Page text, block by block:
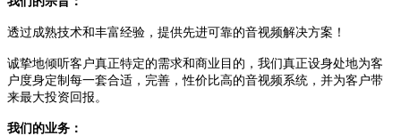
透过成熟技术和丰富经验，提供先进可靠的音视频解决方案！
诚挚地倾听客户真正特定的需求和商业目的，我们真正设身处地为客
户度身定制每一套合适，完善，性价比高的音视频系统，并为客户带
来最大投资回报。
我们的业务：